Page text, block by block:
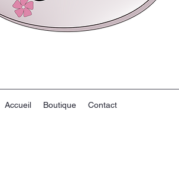
Accueil Boutique Contact